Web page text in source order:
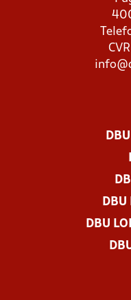
DBU